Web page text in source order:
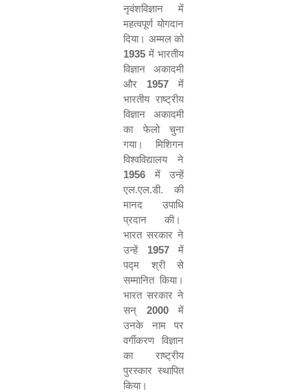
नृवंशविज्ञान में
महत्वपूर्ण योगदान
दिया। अम्मल को
1935 में भारतीय
विज्ञान अकादमी
और 1957 में
भारतीय राष्ट्रीय
विज्ञान अकादमी
का फेलो चुना
गया। मिशिगन
विश्वविद्यालय ने
1956 में उन्‍हें
एल.एल.डी. की
मानद उपाधि
प्रदान की।
भारत सरकार ने
उन्हें 1957में
पद्म श्री से
सम्मानित किया।
भारत सरकार ने
सन् 2000में
उनके नाम पर
वर्गीकरण विज्ञान
का राष्ट्रीय
पुरस्कार स्थापित
किया।